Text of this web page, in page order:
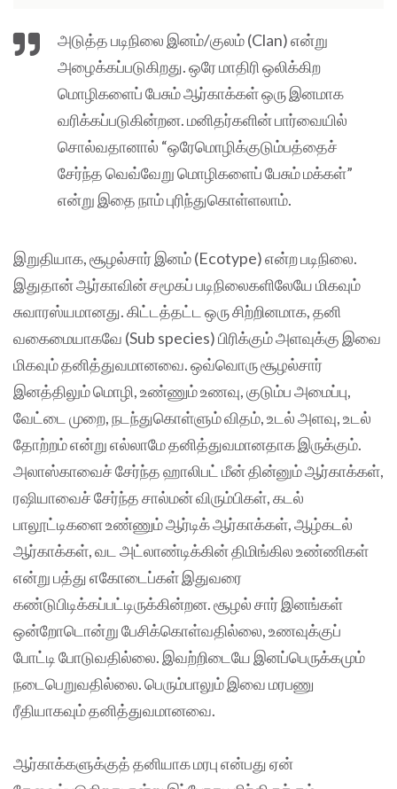
அடுத்த படிநிலை இனம்/குலம் (Clan) என்று
அழைக்கப்படுகிறது. ஒரே மாதிரி ஒலிக்கிற
மொழிகளைப் பேசும் ஆர்காக்கள் ஒரு இனமாக
வரிக்கப்படுகின்றன. மனிதர்களின் பார்வையில்
சொல்வதானால் “ஒரேமொழிக்குடும்பத்தைச்
சேர்ந்த வெவ்வேறு மொழிகளைப் பேசும் மக்கள்”
என்று இதை நாம் புரிந்துகொள்ளலாம்.
இறுதியாக, சூழல்சார் இனம் (Ecotype) என்ற படிநிலை.
இதுதான் ஆர்காவின் சமூகப் படிநிலைகளிலேயே மிகவும்
சுவாரஸ்யமானது. கிட்டத்தட்ட ஒரு சிற்றினமாக, தனி
வகைமையாகவே (Sub species) பிரிக்கும் அளவுக்கு இவை
மிகவும் தனித்துவமானவை. ஒவ்வொரு சூழல்சார்
இனத்திலும் மொழி, உண்ணும் உணவு, குடும்ப அமைப்பு,
வேட்டை முறை, நடந்துகொள்ளும் விதம், உடல் அளவு, உடல்
தோற்றம் என்று எல்லாமே தனித்துவமானதாக இருக்கும்.
அலாஸ்காவைச் சேர்ந்த ஹாலிபட் மீன் தின்னும் ஆர்காக்கள்,
ரஷியாவைச் சேர்ந்த சால்மன் விரும்பிகள், கடல்
பாலூட்டிகளை உண்ணும் ஆர்டிக் ஆர்காக்கள், ஆழ்கடல்
ஆர்காக்கள், வட அட்லாண்டிக்கின் திமிங்கில உண்ணிகள்
என்று பத்து எகோடைப்கள் இதுவரை
கண்டுபிடிக்கப்பட்டிருக்கின்றன. சூழல் சார் இனங்கள்
ஒன்றோடொன்று பேசிக்கொள்வதில்லை, உணவுக்குப்
போட்டி போடுவதில்லை. இவற்றிடையே இனப்பெருக்கமும்
நடைபெறுவதில்லை. பெரும்பாலும் இவை மரபணு
ரீதியாகவும் தனித்துவமானவை.
ஆர்காக்களுக்குத் தனியாக மரபு என்பது ஏன்